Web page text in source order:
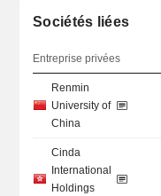
Sociétés liées
Entreprise privées
Renmin
University of
China
Cinda
International
Holdings